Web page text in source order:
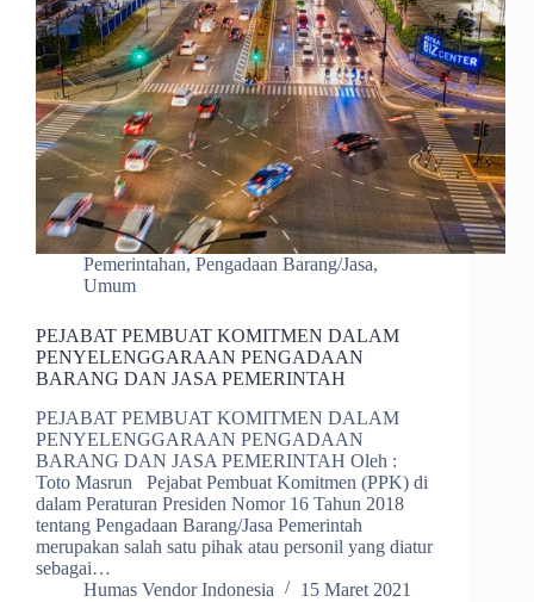
Pemerintahan, Pengadaan Barang/Jasa,
Umum
PEJABAT PEMBUAT KOMITMEN DALAM
PENYELENGGARAAN PENGADAAN
BARANG DAN JASA PEMERINTAH
PEJABAT PEMBUAT KOMITMEN DALAM
PENYELENGGARAAN PENGADAAN
BARANG DAN JASA PEMERINTAH Oleh :
Toto Masrun Pejabat Pembuat Komitmen (PPK) di
dalam Peraturan Presiden Nomor 16 Tahun 2018
tentang Pengadaan Barang/Jasa Pemerintah
merupakan salah satu pihak atau personil yang diatur
sebagai…
Humas Vendor Indonesia
15 Maret 2021